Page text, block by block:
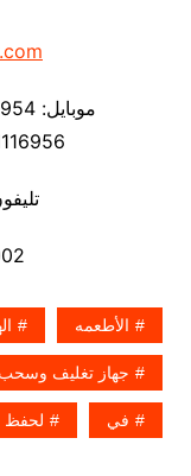
تليفون
002 كود مصر
الأطعمه
جهاز تغليف
في لحفظ